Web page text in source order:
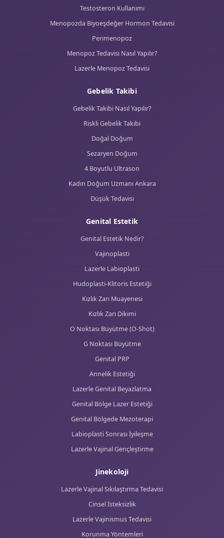
My Business
Videolar
İletişim
Menopoz
Menopoz Nedir?
Erken Menopoz Belirtileri
Gebelik Takibi
Gebelik Takibi Nasıl Yapılır?
Riskli Gebelik Takibi
Doğal Doğum
Sezaryen Doğum
4 Boyutlu Ultrason
Kadın Doğum Uzmanı Ankara
Düşük Tedavisi
Genital Estetik
Vajinoplasti
Lazerle Labioplasti
Hudoplasti-Klitoris Estetiği
Kızlık Zarı Muayenesi